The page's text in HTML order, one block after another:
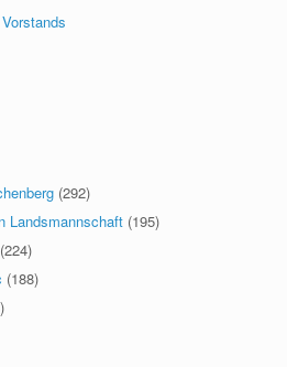
(292)
Landsmannschaft (195)
(224)
(188)